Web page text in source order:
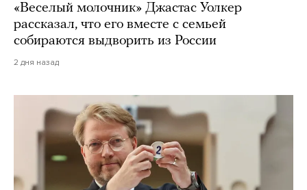
«Веселый молочник» Джастас Уолкер
рассказал, что его вместе с семьей
собираются выдворить из России
2 дня назад